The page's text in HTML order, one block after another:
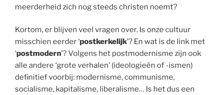
meerderheid zich nog steeds christen noemt?
Kortom, er blijven veel vragen over. Is onze cultuur
misschien eerder ‘postkerkelijk’? En wat is de link met
‘postmodern’? Volgens het postmodernisme zijn ook
alle andere ‘grote verhalen’ (ideologieën of -ismen)
definitief voorbij: modernisme, communisme,
socialisme, kapitalisme, liberalisme… Is het dus een